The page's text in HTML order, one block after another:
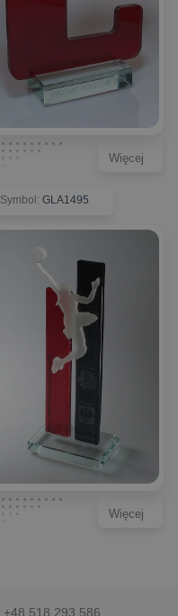
Więcej
Symbol: GLA1495
Więcej
+48 518 293 586